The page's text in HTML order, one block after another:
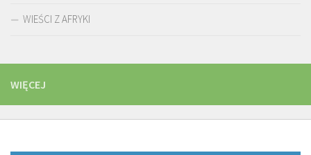
WIEŚCI Z AFRYKI
WIĘCEJ